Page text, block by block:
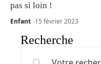
pas si loin !
Enfant 15 février 2023
Recherche